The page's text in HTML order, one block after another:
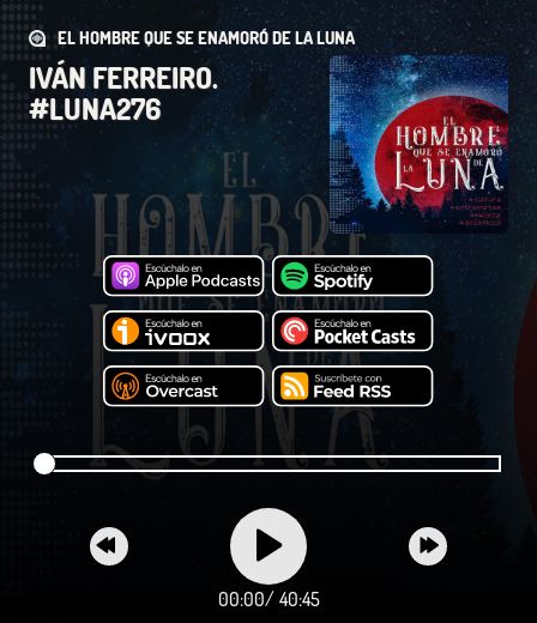
EL HOMBRE QUE SE ENAMORÓ DE LA LUNA
IVÁN FERREIRO.
#LUNA276
00:00/ 40:45